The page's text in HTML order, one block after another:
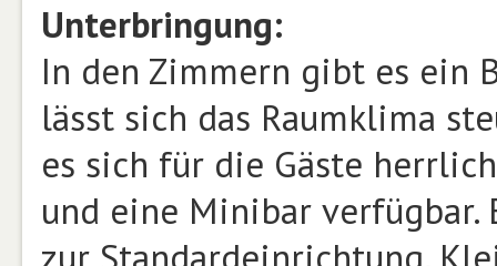
Unterbringung:
In den Zimmern gibt es ein
lässt sich das Raumklima
es sich für die Gäste
und eine Minibar